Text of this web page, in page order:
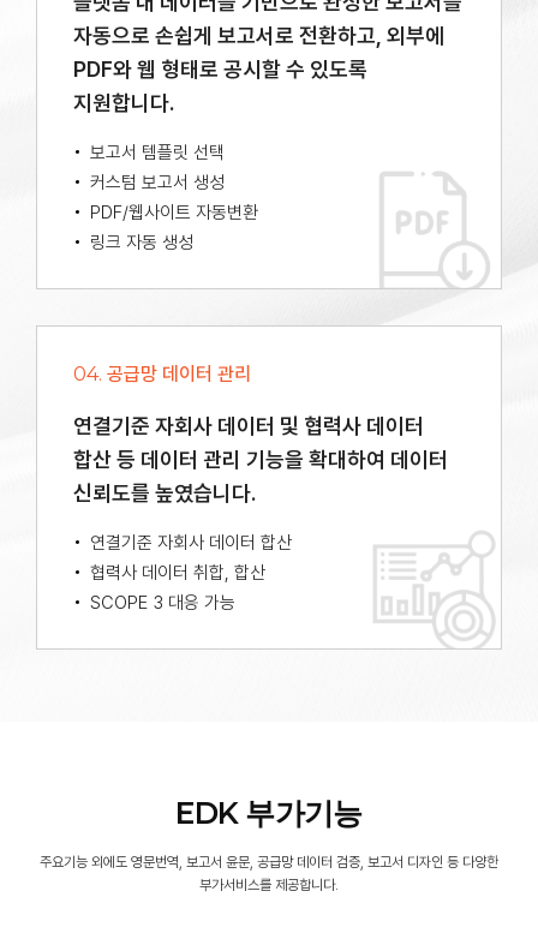
자동으로 손쉽게 보고서로 전환하고, 외부에
PDF와 웹 형태로 공시할 수 있도록
지원합니다.
보고서 템플릿 선택
커스텀 보고서 생성
PDF/웹사이트 자동변환
링크 자동 생성
04. 공급망 데이터 관리
연결기준 자회사 데이터 및 협력사 데이터
합산 등 데이터 관리 기능을 확대하여 데이터
신뢰도를 높였습니다.
연결기준 자회사 데이터 합산
협력사 데이터 취합, 합산
SCOPE 3 대응 가능
EDK 부가기능
주요기능 외에도 영문번역, 보고서 윤문, 공급망 데이터 검증, 보고서 디자인 등 다양한
부가서비스를 제공합니다.